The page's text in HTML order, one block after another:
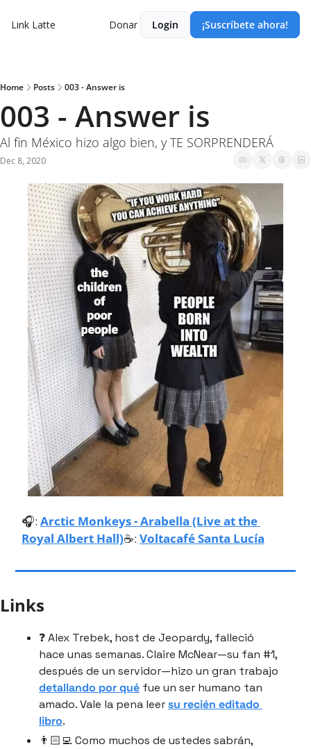
Link Latte Donar Login ¡Suscríbete ahora!
Home Posts 003 - Answer is
003 - Answer is
Al fin México hizo algo bien, y TE SORPRENDERÁ
Dec 8, 2020
🎧: Arctic Monkeys - Arabella (Live at the
Royal Albert Hall)☕️: Voltacafé Santa Lucía
Links
❓ Alex Trebek, host de Jeopardy, falleció
hace unas semanas. Claire McNear—su fan #1,
detallando por qué fue un ser humano tan
amado. Vale la pena leer su recién editado
libro.
👨🏻‍💻 Como muchos de ustedes sabrán,